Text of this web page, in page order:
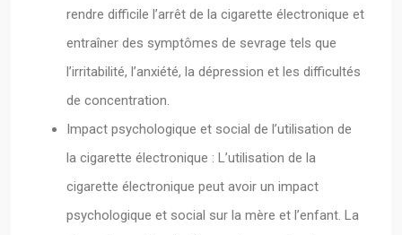
rendre difficile l’arrêt de la cigarette électronique et
entraîner des symptômes de sevrage tels que
l’irritabilité, l’anxiété, la dépression et les difficultés
de concentration.
Impact psychologique et social de l’utilisation de
la cigarette électronique : L’utilisation de la
cigarette électronique peut avoir un impact
psychologique et social sur la mère et l’enfant. La